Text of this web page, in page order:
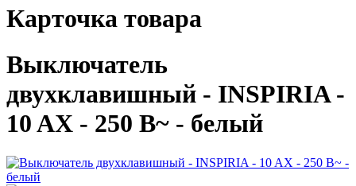
Карточка товара
Выключатель
двухклавишный - INSPIRIA -
10 AX - 250 В~ - белый